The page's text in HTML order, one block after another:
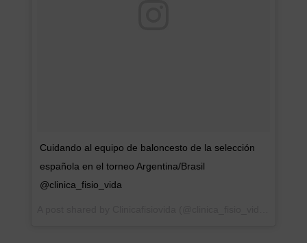
Cuidando al equipo de baloncesto de la selección
española en el torneo Argentina/Brasil
@clinica_fisio_vida